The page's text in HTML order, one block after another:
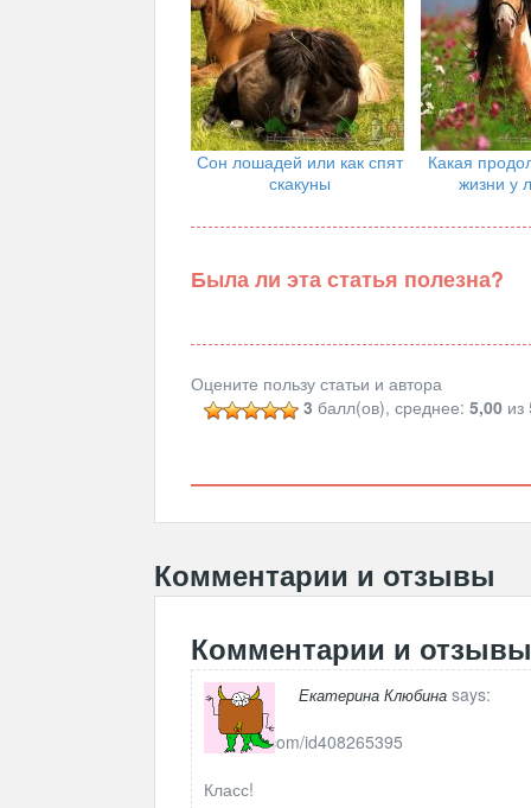
Сон лошадей или как спят
скакуны
Какая
жизни у
Была ли эта статья полезна?
Оцените пользу статьи и автора
3 балл(ов), среднее:5,00 из
Комментарии и отзывы
Комментарии и отзывы
Екатерина Клюбина says:
http://vk.com/id408265395
Класс!